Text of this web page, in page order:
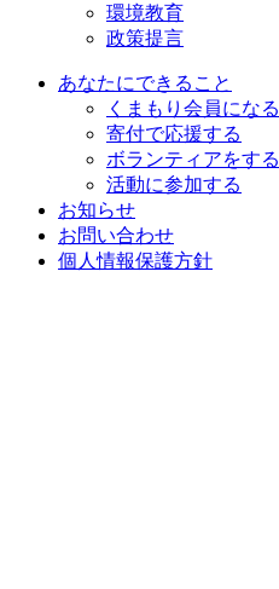
環境教育
政策提言
あなたにできること
くまもり会員になる
寄付で応援する
ボランティアをする
活動に参加する
お知らせ
お問い合わせ
個人情報保護方針